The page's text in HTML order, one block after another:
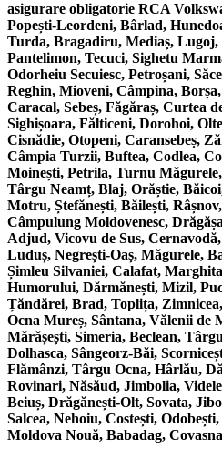
asigurare obligatorie RCA
Popești-Leordeni, Bârlad,
Turda, Bragadiru, Mediaș,
Pantelimon, Tecuci, Sighetu
Odorheiu Secuiesc, Petroșani,
Reghin, Mioveni, Câmpina,
Caracal, Sebeș, Făgăraș, Curtea
Sighișoara, Fălticeni, Dorohoi,
Cisnădie, Otopeni, Caransebeș,
Câmpia Turzii, Buftea, Codlea,
Moinești, Petrila, Turnu
Târgu Neamț, Blaj, Orăștie,
Motru, Ștefănești, Băilești,
Câmpulung Moldovenesc,
Adjud, Vicovu de Sus,
Luduș, Negrești-Oaș, Măgurele,
Șimleu Silvaniei, Calafat,
Humorului, Dărmănești, Mizil,
Țăndărei, Brad, Toplița,
Ocna Mureș, Sântana, Vălenii de
Mărășești, Simeria, Beclean,
Dolhasca, Sângeorz-Băi,
Flămânzi, Târgu Ocna, Hârlău,
Rovinari, Năsăud, Jimbolia,
Beiuș, Drăgănești-Olt, Sovata,
Salcea, Nehoiu, Costești,
Moldova Nouă, Babadag,